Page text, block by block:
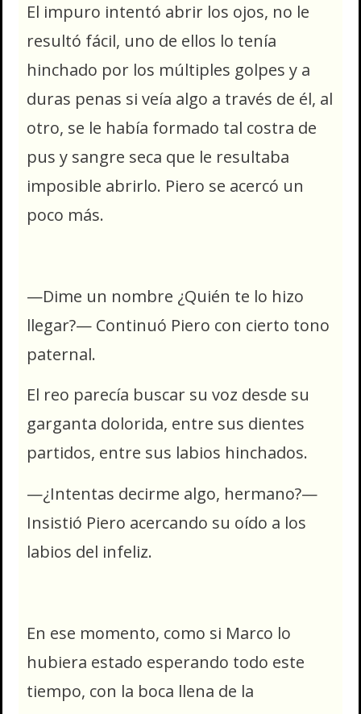
El impuro intentó abrir los ojos, no le
resultó fácil, uno de ellos lo tenía
hinchado por los múltiples golpes y a
duras penas si veía algo a través de él, al
otro, se le había formado tal costra de
pus y sangre seca que le resultaba
imposible abrirlo. Piero se acercó un
poco más.
—Dime un nombre ¿Quién te lo hizo
llegar?— Continuó Piero con cierto tono
paternal.
El reo parecía buscar su voz desde su
garganta dolorida, entre sus dientes
partidos, entre sus labios hinchados.
—¿Intentas decirme algo, hermano?—
Insistió Piero acercando su oído a los
labios del infeliz.
En ese momento, como si Marco lo
hubiera estado esperando todo este
tiempo, con la boca llena de la